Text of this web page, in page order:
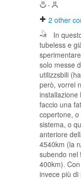
-
2 other
In
tubeless e
solo messe
utilizzsbili
però, vorrei
installazione
faccio una
copertone,
sistema, o
anteriore
4540km (la
subendo nel
400km).
invece più di